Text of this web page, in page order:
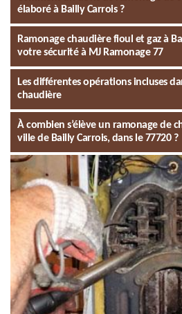
élaboré à Bailly Carrois ?
Ramonage chaudière fioul et gaz à
votre sécurité à MJ Ramonage 77
Les différentes opérations incluses
chaudière
À combien s’élève un ramonage de
ville de Bailly Carrois, dans le 77720 ?